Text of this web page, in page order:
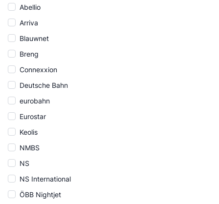
Abellio
Arriva
Blauwnet
Breng
Connexxion
Deutsche Bahn
eurobahn
Eurostar
Keolis
NMBS
NS
NS International
ÖBB Nightjet